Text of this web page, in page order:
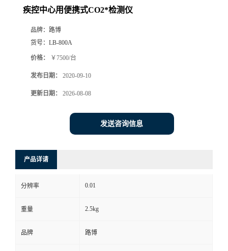
厅
系
疾控中心用便携式CO2*检测仪
品牌： 路博
货号： LB-800A
价格： ￥7500/台
发布日期： 2020-09-10
更新日期： 2026-08-08
发送咨询信息
产品详请
分辨率 0.01
重量 2.5kg
品牌 路博